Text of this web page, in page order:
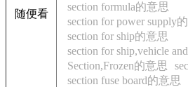
随便看
section formula的意思
section for power supply
section for ship的意思
section for ship,vehicle
Section,Frozen的意思
section fuse board的意思